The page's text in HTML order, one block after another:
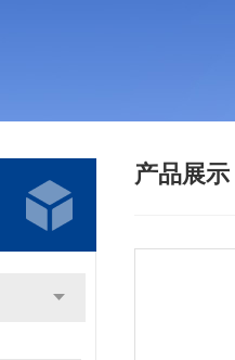
产品展示